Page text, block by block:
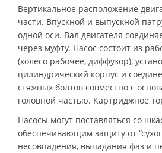
Вертикальное расположение
части. Впускной и выпускной
одной оси. Вал двигателя
через муфту. Насос состоит из
(колесо рабочее, диффузор),
цилиндрический корпус и
стяжных болтов совместно с
головной частью. Картриджное
Насосы могут поставляться со
обеспечивающим защиту от
несовпадения, выпадания фаз и